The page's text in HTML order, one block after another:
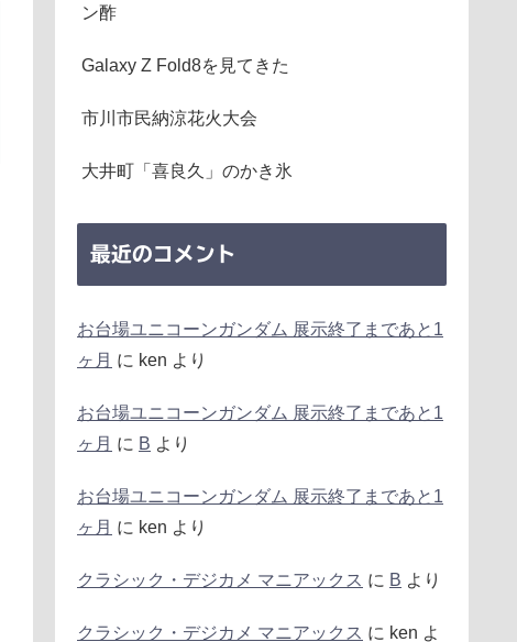
ン酢
Galaxy Z Fold8を見てきた
市川市民納涼花火大会
大井町「喜良久」のかき氷
最近のコメント
お台場ユニコーンガンダム 展示終了まであと1
ヶ月 に ken より
お台場ユニコーンガンダム 展示終了まであと1
ヶ月 に B より
お台場ユニコーンガンダム 展示終了まであと1
ヶ月 に ken より
クラシック・デジカメ マニアックス に B より
クラシック・デジカメ マニアックス に ken よ